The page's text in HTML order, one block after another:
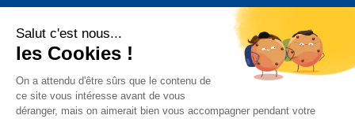
Copyright © 2022 Mairie de Claira | Réalisation
:Emmaluc Communication
Salut c'est nous...
les Cookies !
On a attendu d'être sûrs que le contenu de
ce site vous intéresse avant de vous
déranger, mais on aimerait bien vous accompagner pendant votre